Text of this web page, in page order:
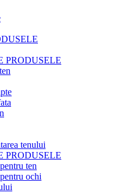
PRODUSELE
tenului
PRODUSELE
ten
ochi